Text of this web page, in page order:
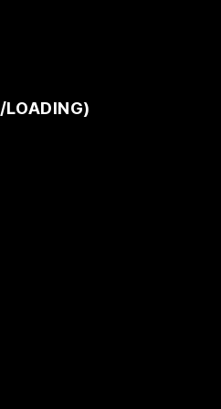
/LOADING)